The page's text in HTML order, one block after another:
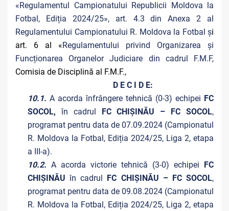
«Regulamentul Campionatului Republicii Moldova la
Fotbal, Ediția 2024/25», art. 4.3 din Anexa 2 al
Regulamentului Campionatului R. Moldova la Fotbal și
art. 6 al «Regulamentului privind Organizarea și
Funcționarea Organelor Judiciare din cadrul F.M.F,
Comisia de Disciplină al F.M.F.,
D E C I D E:
10.1. A acorda înfrângere tehnică (0-3) echipei FC
SOCOL, în cadrul FC CHIȘINĂU – FC SOCOL,
programat pentru data de 07.09.2024 (Campionatul
R. Moldova la Fotbal, Ediția 2024/25, Liga 2, etapa
a III-a).
10.2. A acorda victorie tehnică (3-0) echipei FC
CHIȘINĂUîn cadrul FC CHIȘINĂU – FC SOCOL,
programat pentru data de 09.08.2024 (Campionatul
R. Moldova la Fotbal, Ediția 2024/25, Liga 2, etapa